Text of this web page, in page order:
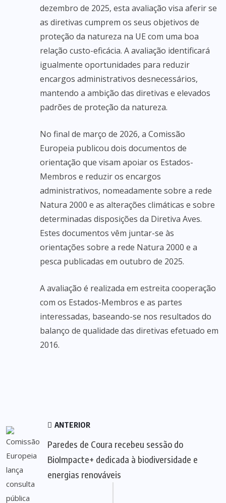
dezembro de 2025, esta avaliação visa aferir se
as diretivas cumprem os seus objetivos de
proteção da natureza na UE com uma boa
relação custo-eficácia. A avaliação identificará
igualmente oportunidades para reduzir
encargos administrativos desnecessários,
mantendo a ambição das diretivas e elevados
padrões de proteção da natureza.
No final de março de 2026, a Comissão
Europeia publicou dois documentos de
orientação que visam apoiar os Estados-
Membros e reduzir os encargos
administrativos, nomeadamente sobre a rede
Natura 2000 e as alterações climáticas e sobre
determinadas disposições da Diretiva Aves.
Estes documentos vêm juntar-se às
orientações sobre a rede Natura 2000 e a
pesca publicadas em outubro de 2025.
A avaliação é realizada em estreita cooperação
com os Estados-Membros e as partes
interessadas, baseando-se nos resultados do
balanço de qualidade das diretivas efetuado em
2016.
ANTERIOR
Paredes de Coura recebeu sessão do
BioImpacte+ dedicada à biodiversidade e
energias renováveis